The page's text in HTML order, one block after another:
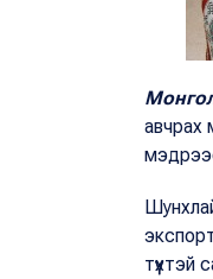
авчрах